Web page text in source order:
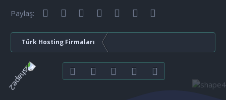
Paylaş: FacebookTwitterReddit Pinterest
Tumblr WhatsApp
Türk Hosting Firmaları
FacebookTwitter youtubeBize ulaşın